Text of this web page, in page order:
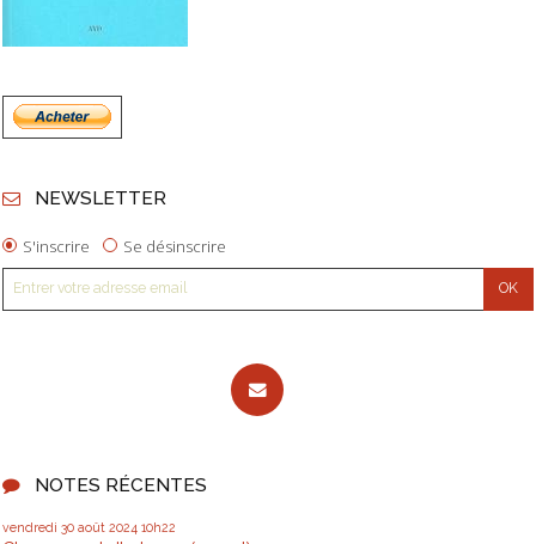
NEWSLETTER
S'inscrire Se désinscrire
NOTES RÉCENTES
vendredi 30 août 2024 10h22